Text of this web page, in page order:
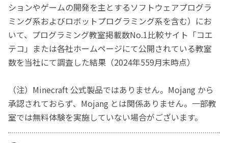
ションやゲームの開発を主とするソフトウェアプログラ
ミング系およびロボットプログラミング系を含む）にお
いて、プログラミング教室掲載数No.1比較サイト「コエ
テコ」または各社ホームページにて公開されている教室
数を当社にて調査した結果（2024年559月末時点）
（注）Minecraft 公式製品ではありません。Mojang から
承認されておらず、Mojang とは関係ありません。一部教
室では無料体験を実施していない場合がございます。